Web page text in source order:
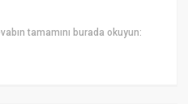
tamamını burada okuyun: